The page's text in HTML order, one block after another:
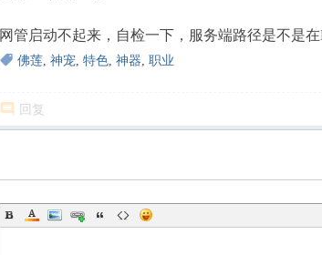
网管启动不起来，自检一下，服务端路径是不是在
佛莲,神宠,特色,神器,职业
回复